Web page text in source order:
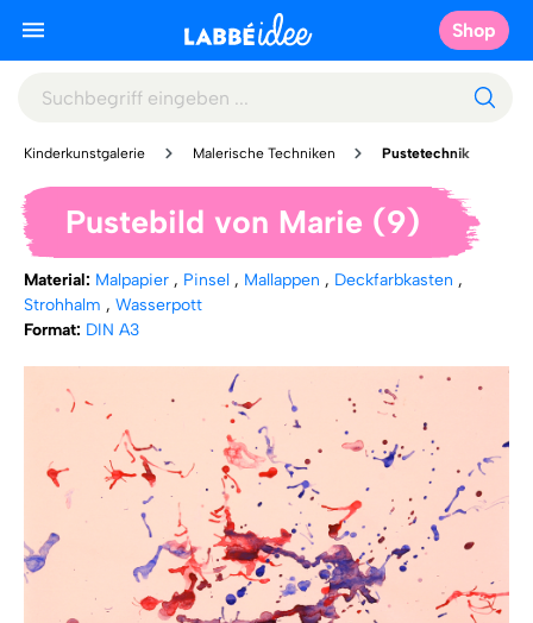
Shop
Kinderkunstgalerie Malerische Techniken Pustetechnik
Pustebild von Marie (9)
Material: Malpapier , Pinsel , Mallappen , Deckfarbkasten ,
Strohhalm , Wasserpott
Format: DIN A3